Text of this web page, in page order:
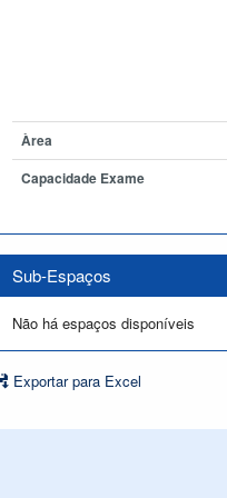
Àrea
Capacidade Exame
Sub-Espaços
Não há espaços disponíveis
Exportar para Excel